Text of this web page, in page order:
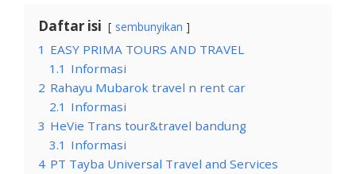
Daftar isi sembunyikan
1 EASY PRIMA TOURS AND TRAVEL
1.1 Informasi
2 Rahayu Mubarok travel n rent car
2.1 Informasi
3 HeVie Trans tour&travel bandung
3.1 Informasi
4 PT Tayba Universal Travel and Services